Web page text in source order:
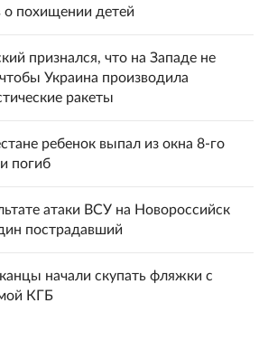
о похищении детей
признался, что на Западе не
Украина производила
ракеты
ребенок выпал из окна 8-го
погиб
атаки ВСУ на Новороссийск
пострадавший
начали скупать фляжки с
КГБ